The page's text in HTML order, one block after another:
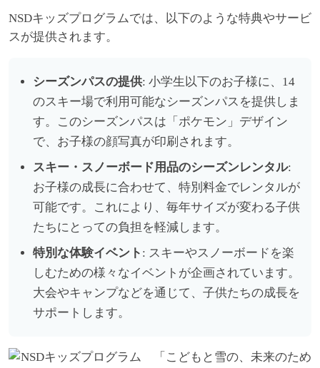
NSDキッズプログラムでは、以下のような特典やサービ
スが提供されます。
シーズンパスの提供: 小学生以下のお子様に、14
のスキー場で利用可能なシーズンパスを提供しま
す。このシーズンパスは「ポケモン」デザイン
で、お子様の顔写真が印刷されます。
スキー・スノーボード用品のシーズンレンタル:
お子様の成長に合わせて、特別料金でレンタルが
可能です。これにより、毎年サイズが変わる子供
たちにとっての負担を軽減します。
特別な体験イベント : スキーやスノーボードを楽
しむための様々なイベントが企画されています。
大会やキャンプなどを通じて、子供たちの成長を
サポートします。